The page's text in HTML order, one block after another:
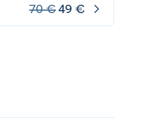
70 €49 €